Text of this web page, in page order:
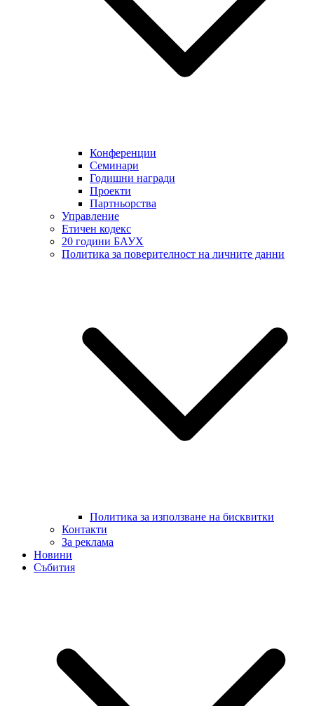
Конференции
Семинари
Годишни награди
Проекти
Партньорства
Управление
Етичен кодекс
20 години БАУХ
Политика за поверителност на личните данни
Политика за използване на бисквитки
Контакти
За реклама
Новини
Събития